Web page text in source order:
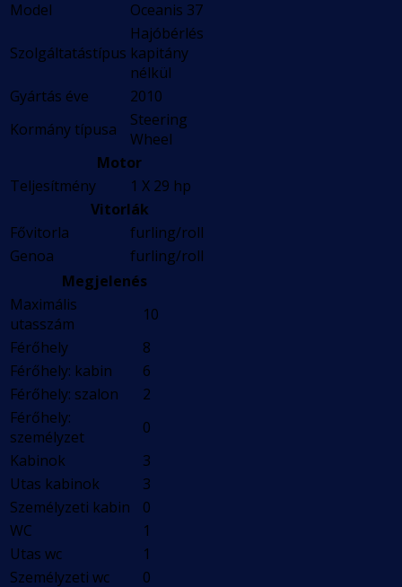
Model
Oceanis 37
Szolgáltatástípus
Hajóbérlés
kapitány
nélkül
Gyártás éve
2010
Kormány típusa
Steering
Wheel
Motor
Teljesítmény
1 X 29 hp
Vitorlák
Fővitorla
furling/roll
Genoa
furling/roll
Megjelenés
Maximális
utasszám
10
Férőhely
8
Férőhely: kabin
6
Férőhely: szalon
2
Férőhely:
személyzet
0
Kabinok
3
Utas kabinok
3
Személyzeti kabin
0
WC
1
Utas wc
1
Személyzeti wc
0